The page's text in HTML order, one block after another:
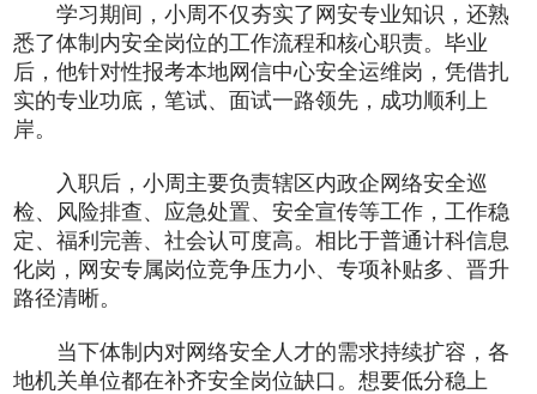
学习期间，小周不仅夯实了网安专业知识，还熟
悉了体制内安全岗位的工作流程和核心职责。毕业
后，他针对性报考本地网信中心安全运维岗，凭借扎
实的专业功底，笔试、面试一路领先，成功顺利上
岸。
入职后，小周主要负责辖区内政企网络安全巡
检、风险排查、应急处置、安全宣传等工作，工作稳
定、福利完善、社会认可度高。相比于普通计科信息
化岗，网安专属岗位竞争压力小、专项补贴多、晋升
路径清晰。
当下体制内对网络安全人才的需求持续扩容，各
地机关单位都在补齐安全岗位缺口。想要低分稳上